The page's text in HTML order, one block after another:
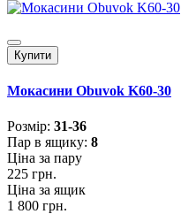
Купити
Мокасини Obuvok K60-30
Розмiр: 31-36
Пар в ящику: 8
Ціна за пару
225 грн.
Ціна за ящик
1 800 грн.